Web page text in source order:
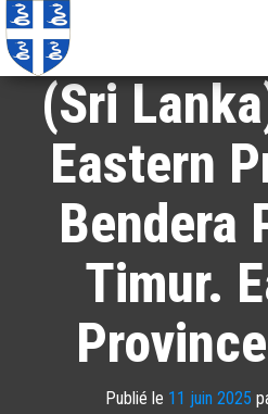
(Sri
Eastern
Bendera
Timur.
Publié le 11 juin 2025